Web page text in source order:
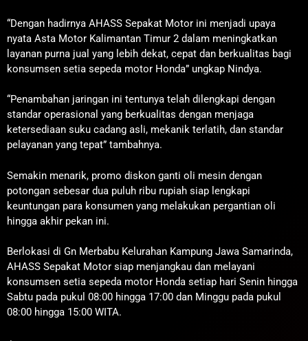
“Dengan hadirnya AHASS Sepakat Motor ini menjadi upaya
nyata Asta Motor Kalimantan Timur 2 dalam meningkatkan
layanan purna jual yang lebih dekat, cepat dan berkualitas bagi
konsumsen setia sepeda motor Honda” ungkap Nindya.
“Penambahan jaringan ini tentunya telah dilengkapi dengan
standar operasional yang berkualitas dengan menjaga
ketersediaan suku cadang asli, mekanik terlatih, dan standar
pelayanan yang tepat” tambahnya.
Semakin menarik, promo diskon ganti oli mesin dengan
potongan sebesar dua puluh ribu rupiah siap lengkapi
keuntungan para konsumen yang melakukan pergantian oli
hingga akhir pekan ini.
Berlokasi di Gn Merbabu Kelurahan Kampung Jawa Samarinda,
AHASS Sepakat Motor siap menjangkau dan melayani
konsumsen setia sepeda motor Honda setiap hari Senin hingga
Sabtu pada pukul 08:00 hingga 17:00 dan Minggu pada pukul
08:00 hingga 15:00 WITA.